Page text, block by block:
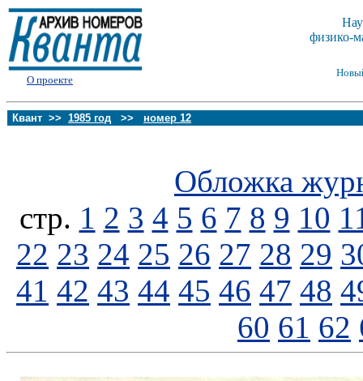
О проекте
физико-
Квант >> 1985 год >> номер 12
Обложка
стp. 1 2 3 4 5 6 7 8 9 10
22 23 24 25 26 27 28 29
41 42 43 44 45 46 47 48
60 61 62